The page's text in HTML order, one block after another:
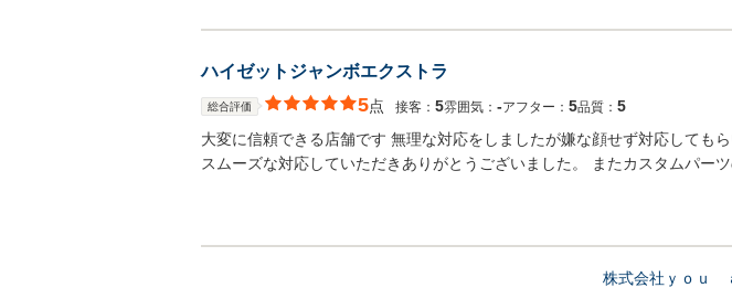
ハイゼットジャンボエクストラ
総合評価 5点 接客： 5雰囲気： ‐アフター： 5品質： 5
大変に信頼できる店舗です 無理な対応をしましたが嫌な顔せず対応しても
スムーズな対応していただきありがとうございました。 またカスタムパー
株式会社ｙｏｕ